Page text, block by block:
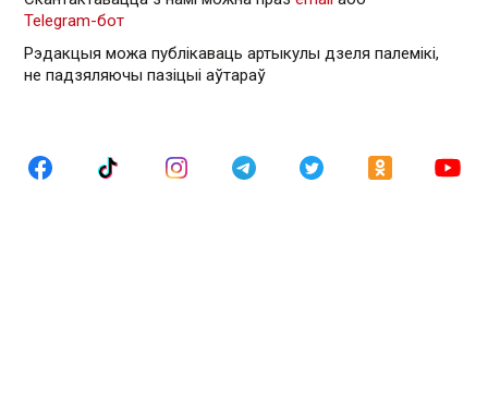
Telegram-бот
Рэдакцыя можа публікаваць артыкулы дзеля палемікі,
не падзяляючы пазіцыі аўтараў